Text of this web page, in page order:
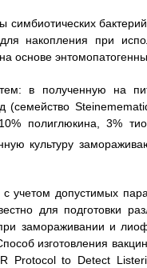
симбиотических
накопления при
основе
в полученную на
(семейство
полиглюкина, 3%
культуру
учетом допустимых
для подготовки
замораживании и
изготовления
Protocol to Detect